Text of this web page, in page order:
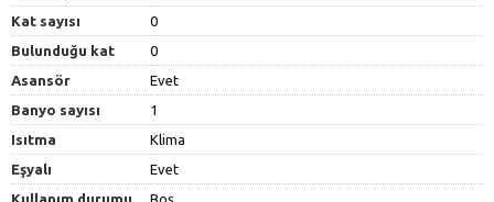
Kat sayısı
0
Bulunduğu kat
0
Asansör
Evet
Banyo sayısı
1
Isıtma
Klima
Eşyalı
Evet
Kullanım durumu
Boş